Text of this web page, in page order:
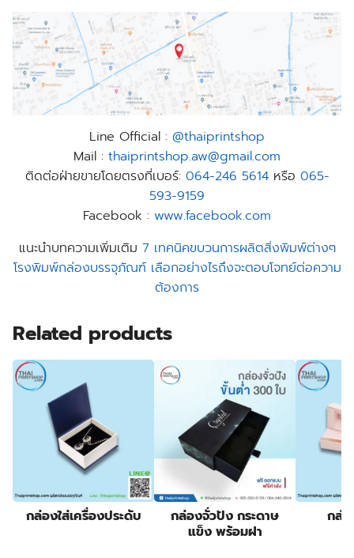
Line Official : @thaiprintshop
Mail : thaiprintshop.aw@gmail.com
ติดต่อฝ่ายขายโดยตรงที่เบอร์: 064-246 5614หรือ 065-
593-9159
Facebook : www.facebook.com
แนะนำบทความเพิ่มเติม 7 เทคนิคขบวนการผลิตสิ่งพิมพ์ต่างๆ
โรงพิมพ์กล่องบรรจุภัณฑ์ เลือกอย่างไรถึงจะตอบโจทย์ต่อความ
ต้องการ
Related products
กล่องใส่เครื่องประดับ
กล่องจั่วปัง กระดาษ
แข็ง พร้อมฝา
กล่อ